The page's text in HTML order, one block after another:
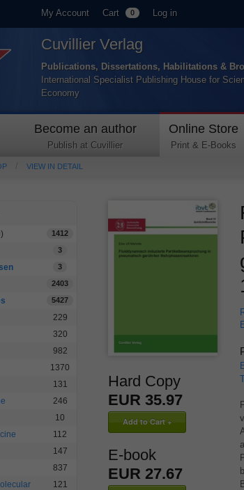
My Account Cart 0 Log in
Cuvillier Verlag
Publications, Dissertations, Habilitations &
International Specialist Publishing House for
Economy
Become an author
Publish at Cuvillier
Online Store
Print & E-Books
VIEW IN DETAIL
1412
3
3
2403
5427
229
320
982
1370
131
246
10
112
147
837
121
Hard Copy
EUR 35.97
E-book
EUR 27.67